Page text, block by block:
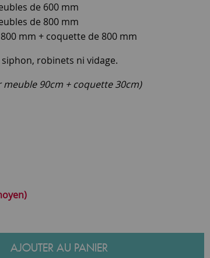
de 600 mm
de 800 mm
mm + coquette de 800 mm
robinets ni vidage.
90cm + coquette 30cm)
AJOUTER AU PANIER